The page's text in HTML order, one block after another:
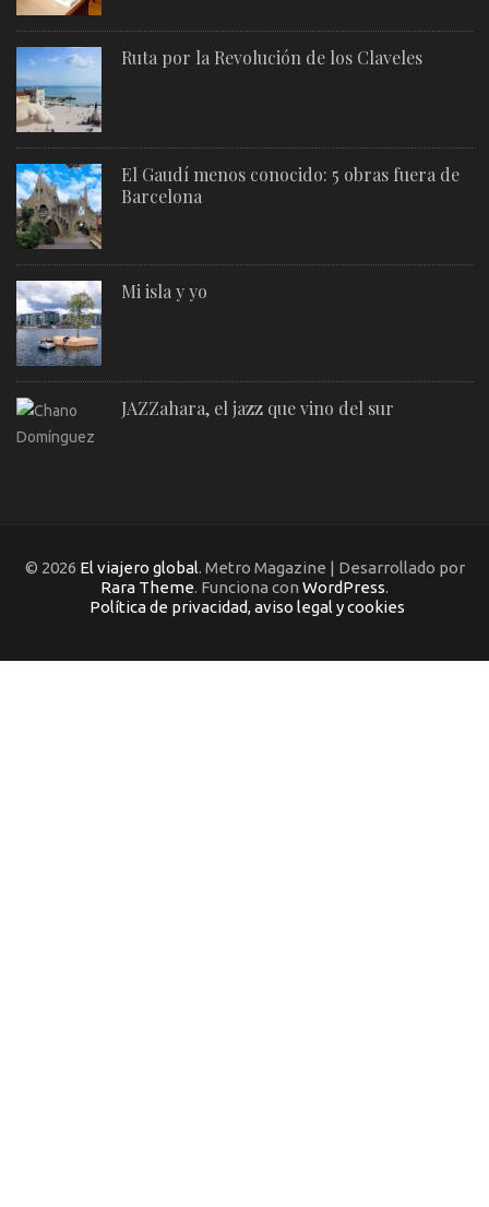
Ruta por la Revolución de los Claveles
El Gaudí menos conocido: 5 obras fuera de
Barcelona
Mi isla y yo
JAZZahara, el jazz que vino del sur
© 2026 El viajero global. Metro Magazine | Desarrollado por
Rara Theme. Funciona con WordPress.
Política de privacidad, aviso legal y cookies